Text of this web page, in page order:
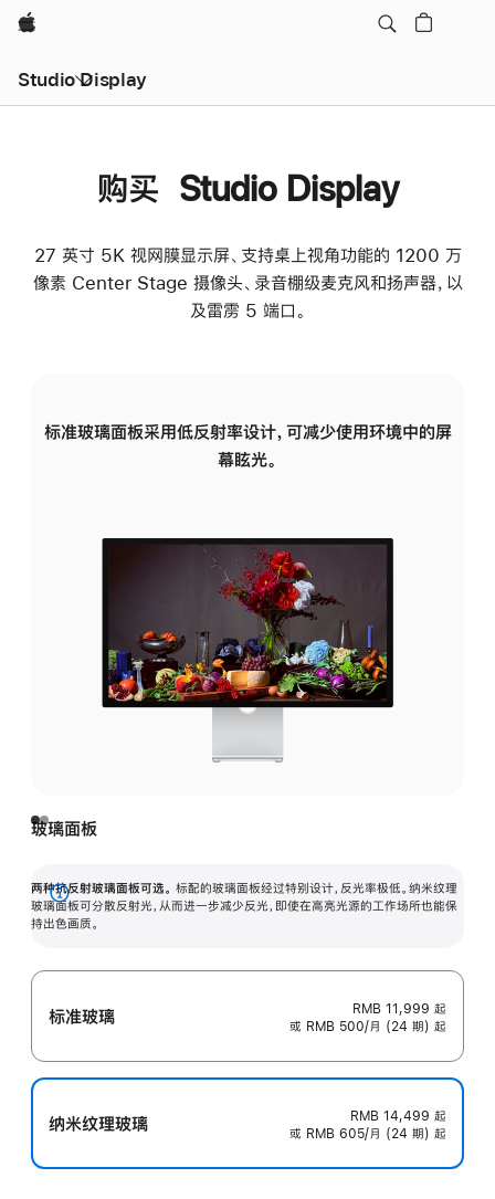
Apple
Studio Display
购买 Studio Display
27 英寸 5K 视网膜显示屏、支持桌上视角功能的 1200 万
像素 Center Stage 摄像头、录音棚级麦克风和扬声器，以
及雷雳 5 端口。
标准玻璃面板采用低反射率设计，可减少使用环境中的屏
幕眩光。
玻璃面板
两种抗反射玻璃面板可选。 标配的玻璃面板经过特别设计，反光率极低。纳米纹理
玻璃面板可分散反射光，从而进一步减少反光，即使在高亮光源的工作场所也能保
持出色画质。
展
开
标准玻璃 RMB 11,999 起
或 RMB 500/月 (24 期) 起
纳米纹理玻璃 RMB 14,499 起
或 RMB 605/月 (24 期) 起